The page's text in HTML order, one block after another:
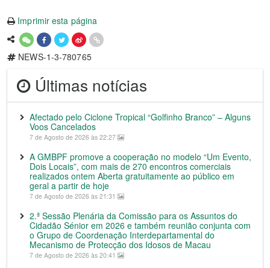
Imprimir esta página
NEWS-1-3-780765
Últimas notícias
Afectado pelo Ciclone Tropical “Golfinho Branco” – Alguns
Voos Cancelados
7 de Agosto de 2026 às 22:27
A GMBPF promove a cooperação no modelo “Um Evento,
Dois Locais”, com mais de 270 encontros comerciais
realizados ontem Aberta gratuitamente ao público em
geral a partir de hoje
7 de Agosto de 2026 às 21:31
2.ª Sessão Plenária da Comissão para os Assuntos do
Cidadão Sénior em 2026 e também reunião conjunta com
o Grupo de Coordenação Interdepartamental do
Mecanismo de Protecção dos Idosos de Macau
7 de Agosto de 2026 às 20:41